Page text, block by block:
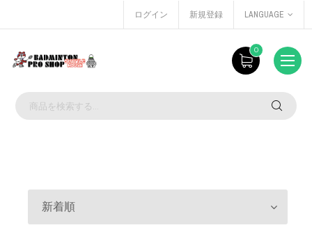
ログイン 新規登録 LANGUAGE
0
新着順